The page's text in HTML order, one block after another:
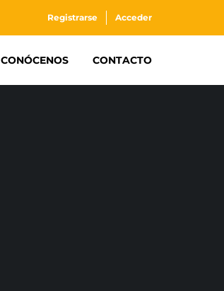
Registrarse Acceder
CONÓCENOS CONTACTO